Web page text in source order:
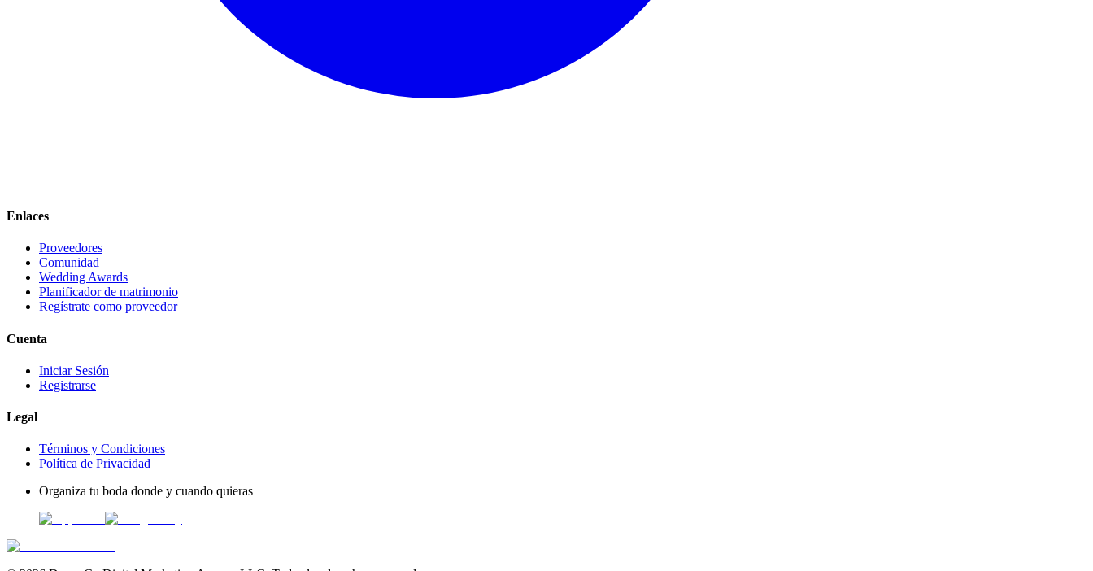
Enlaces
Proveedores
Comunidad
Wedding Awards
Planificador de matrimonio
Regístrate como proveedor
Cuenta
Iniciar Sesión
Registrarse
Legal
Términos y Condiciones
Política de Privacidad
Organiza tu boda donde y cuando quieras